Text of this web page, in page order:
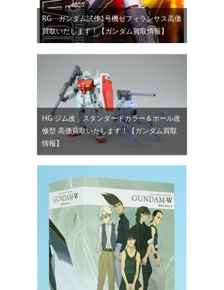
RG ガンダム試作1号機ゼフィランサス高価
買取いたします！【ガンダム買取情報】
HG ジム改 スタンダードカラー＆ボール改
修型 高価買取いたします！【ガンダム買取
情報】